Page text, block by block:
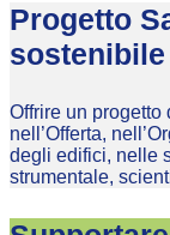
Progetto
sostenibile
Offrire un
nell’Offerta,
degli edifici, nelle
strumentale,